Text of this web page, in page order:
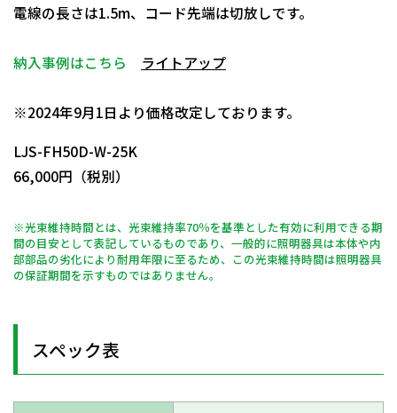
電線の長さは1.5m、コード先端は切放しです。
納入事例はこちら ライトアップ
※2024年9月1日より価格改定しております。
LJS-FH50D-W-25K
66,000円（税別）
※光束維持時間とは、光束維持率70％を基準とした有効に利用できる期
間の目安として表記しているものであり、一般的に照明器具は本体や内
部部品の劣化により耐用年限に至るため、この光束維持時間は照明器具
の保証期間を示すものではありません。
スペック表